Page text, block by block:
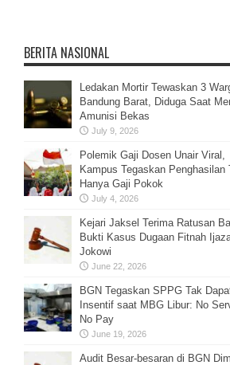
BERITA NASIONAL
Ledakan Mortir Tewaskan 3
Bandung Barat, Diduga Saat
Amunisi Bekas
July 9, 2026
Polemik Gaji Dosen Unair Viral,
Kampus Tegaskan Penghasilan
Hanya Gaji Pokok
July 4, 2026
Kejari Jaksel Terima Ratusan
Bukti Kasus Dugaan Fitnah
Jokowi
June 22, 2026
BGN Tegaskan SPPG Tak
Insentif saat MBG Libur: No
No Pay
June 19, 2026
Audit Besar-besaran di BGN